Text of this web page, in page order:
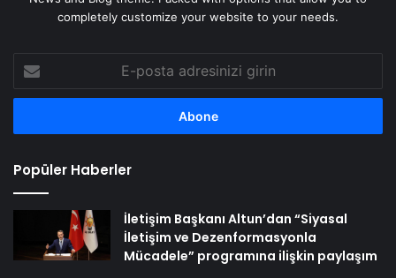
completely customize your website to your needs.
posta
adresinizi
Popüler Haberler
İletişim Başkanı Altun’dan “Siyasal
İletişim ve Dezenformasyonla
Mücadele” programına ilişkin paylaşım